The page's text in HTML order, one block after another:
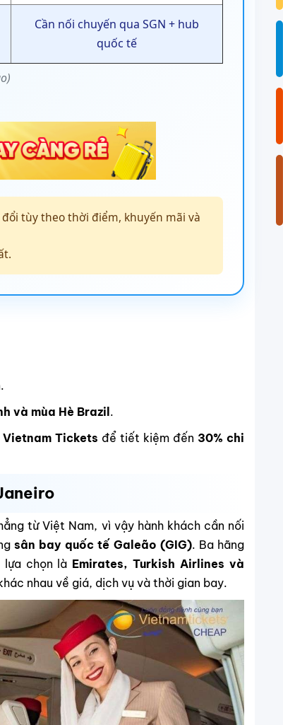
Cần nối chuyến qua SGN + hub
quốc tế
tùy theo thời điểm, khuyến mãi và
và mùa Hè Brazil .
Tickets để tiết kiệm đến 30% chi
từ Việt Nam, vì vậy hành khách cần nối
sân bay quốc tế Galeão (GIG). Ba hãng
lựa chọn là Emirates, Turkish Airlines và
nhau về giá, dịch vụ và thời gian bay.